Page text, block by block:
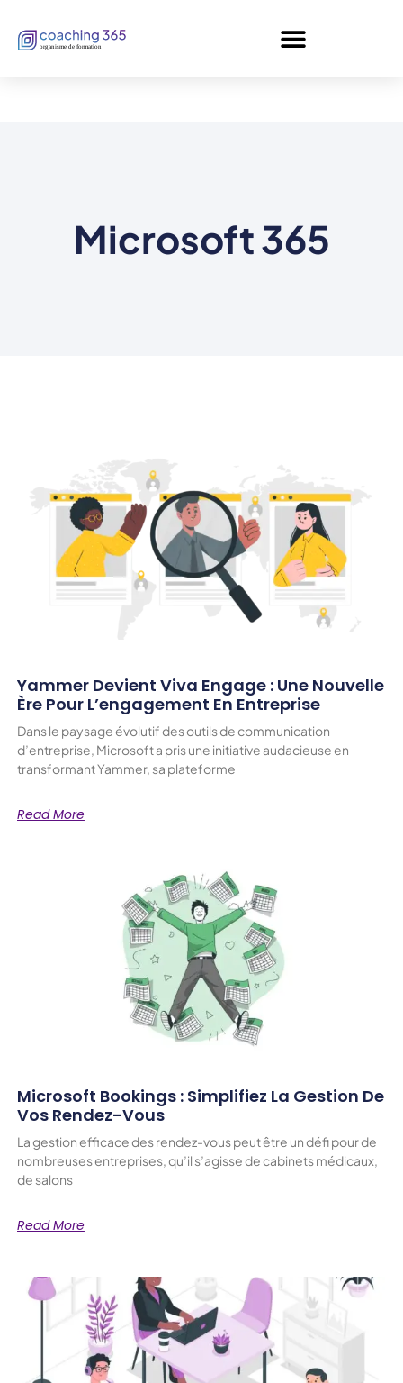
Microsoft 365
Yammer Devient Viva Engage : Une Nouvelle
Ère Pour L’engagement En Entreprise
Dans le paysage évolutif des outils de communication
d’entreprise, Microsoft a pris une initiative audacieuse en
transformant Yammer, sa plateforme
Read More
Microsoft Bookings : Simplifiez La Gestion De
Vos Rendez-Vous
La gestion efficace des rendez-vous peut être un défi pour de
nombreuses entreprises, qu’il s’agisse de cabinets médicaux,
de salons
Read More